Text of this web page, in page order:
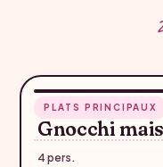
PLATS PRINCIPAUX
Gnocchi
4 pers.